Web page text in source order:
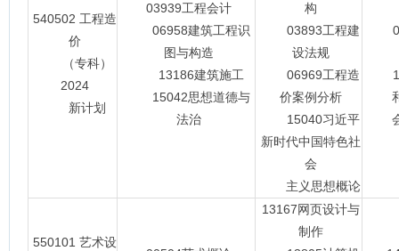
540502 工程造
价
（专科）
2024
新计划
03939工程会计
06958建筑工程识
图与构造
13186建筑施工
15042思想道德与
法治
构
03893工程建
设法规
06969工程造
价案例分析
15040习近平
新时代中国特色社
会
主义思想概论
会
550101 艺术设
13167网页设计与
制作